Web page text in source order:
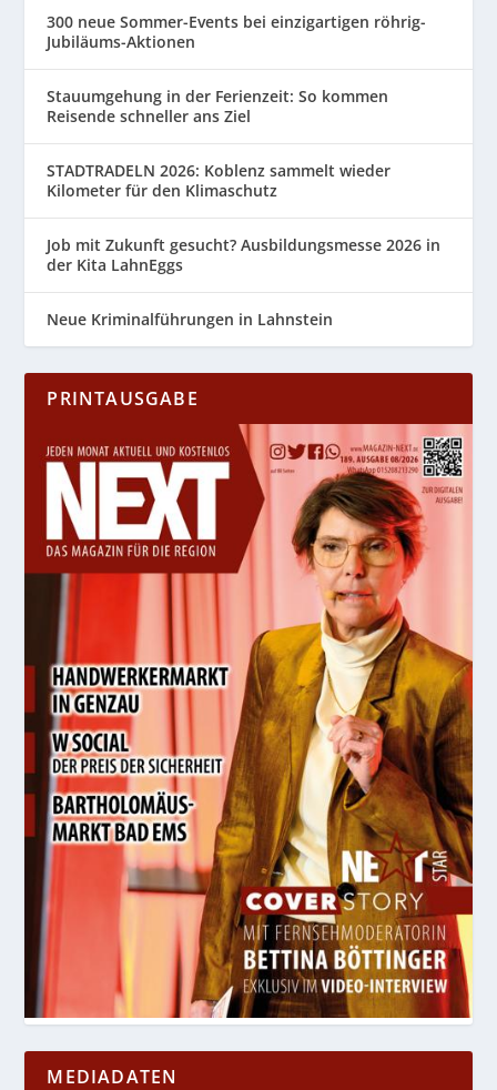
300 neue Sommer-Events bei einzigartigen röhrig-
Jubiläums-Aktionen
Stauumgehung in der Ferienzeit: So kommen
Reisende schneller ans Ziel
STADTRADELN 2026: Koblenz sammelt wieder
Kilometer für den Klimaschutz
Job mit Zukunft gesucht? Ausbildungsmesse 2026 in
der Kita LahnEggs
Neue Kriminalführungen in Lahnstein
PRINTAUSGABE
MEDIADATEN